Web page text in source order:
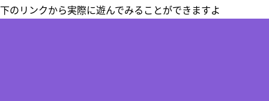
下のリンクから実際に遊んでみることができますよ